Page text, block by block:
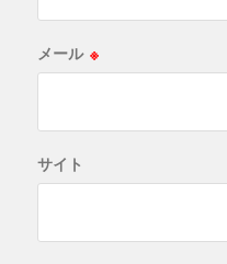
メール ※
サイト